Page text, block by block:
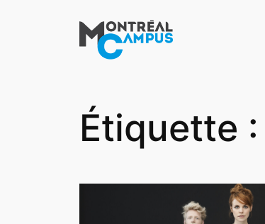
Étiquette :